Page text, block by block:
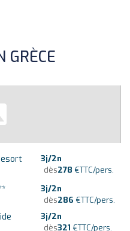
GRÈCE
3j/2n
dès278 €TTC/pers.
3j/2n
dès286 €TTC/pers.
3j/2n
dès321 €TTC/pers.